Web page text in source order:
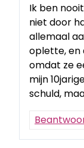
Ik ben
niet door
allemaal
oplette, en
omdat ze
mijn
schuld,